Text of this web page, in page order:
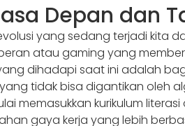
Depan dan
yang sedang terjadi kita
atau gaming yang
dihadapi saat ini adalah
tidak bisa digantikan oleh
memasukkan kurikulum
gaya kerja yang lebih